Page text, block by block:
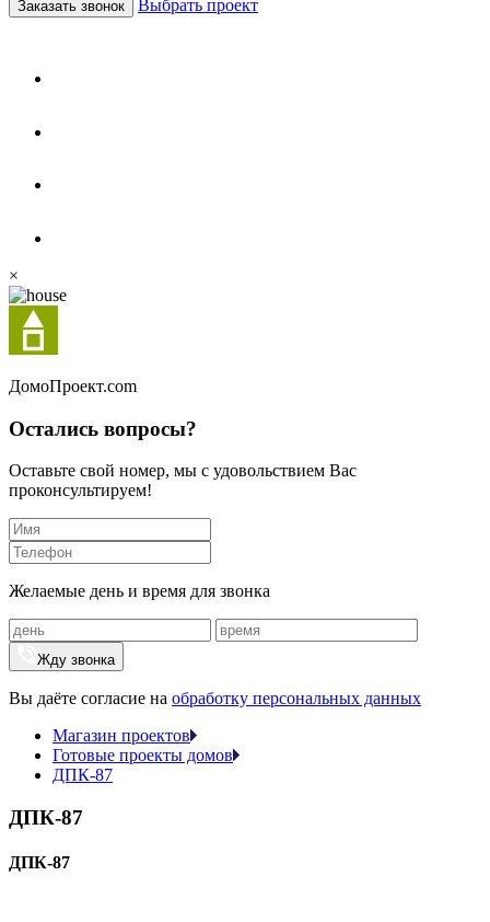
Заказать звонок Выбрать проект
×
ДомоПроект.com
Остались вопросы?
Оставьте свой номер, мы с удовольствием Вас
проконсультируем!
Желаемые день и время для звонка
Жду звонка
Вы даёте согласие на обработку персональных данных
Магазин проектов
Готовые проекты домов
ДПК-87
ДПК-87
ДПК-87